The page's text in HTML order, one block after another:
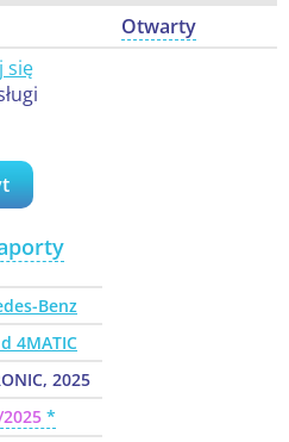
Otwarty
się
Benz
4MATIC
2025